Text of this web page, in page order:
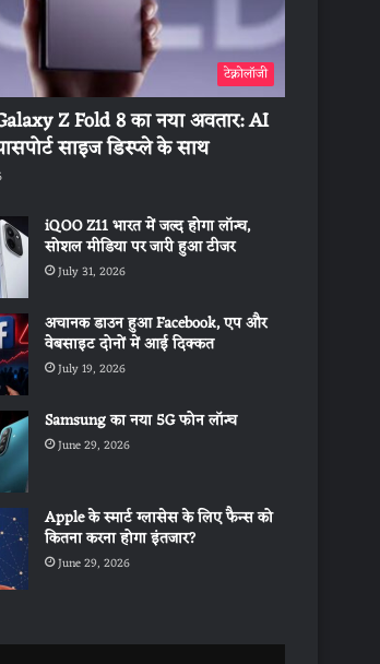
टेक्नोलॉजी
Z Fold 8 का नया अवतार: AI
साइज डिस्प्ले के साथ
iQOO Z11 भारत में जल्द होगा लॉन्च,
सोशल मीडिया पर जारी हुआ टीजर
July 31, 2026
अचानक डाउन हुआ Facebook, एप और
वेबसाइट दोनों में आई दिक्कत
July 19, 2026
Samsung का नया 5G फोन लॉन्च
June 29, 2026
Apple के स्मार्ट ग्लासेस के लिए फैन्स को
कितना करना होगा इंतजार?
June 29, 2026